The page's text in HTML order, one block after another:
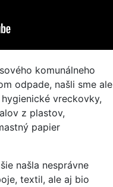
komunálneho
odpade, našli sme ale
vreckovky,
z plastov,
papier
našla nesprávne
textil, ale aj bio